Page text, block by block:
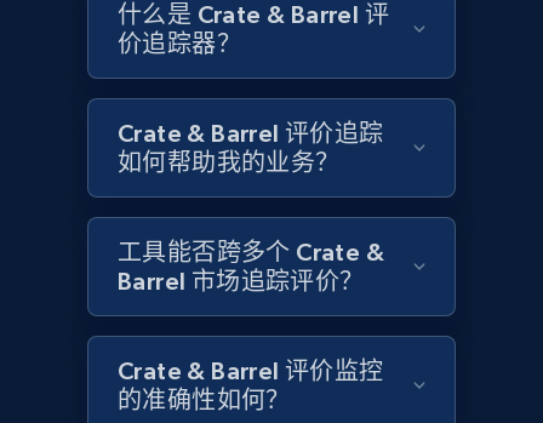
Etsy - Collects data from shop's URL
URL, Product id, Listing inventory id, Title, Rating,
Reviews count shop, Reviews count item, Initial
price, and more.
1.9K+ 323+ 立即开始
Amazon products search
Asin, URL, Name, Sponsored, Initial price, Final
price, Currency, Sold, and more.
什么是 Crate & Barrel 评
价追踪器？
Crate & Barrel 评价追踪
如何帮助我的业务？
工具能否跨多个 Crate &
Barrel 市场追踪评价？
Crate & Barrel 评价监控
的准确性如何？